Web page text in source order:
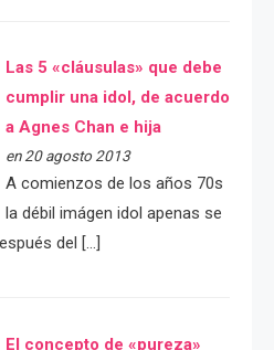
Las 5 «cláusulas» que debe
cumplir una idol, de acuerdo
a Agnes Chan e hija
en 20 agosto 2013
A comienzos de los años 70s
la débil imágen idol apenas se
del […]
El concepto de «pureza»